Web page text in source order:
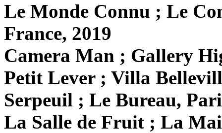
Le Monde Connu ; Le
France, 2019
Camera Man ; Gallery
Petit Lever ; Villa
Serpeuil ; Le Bureau,
La Salle de Fruit ; La